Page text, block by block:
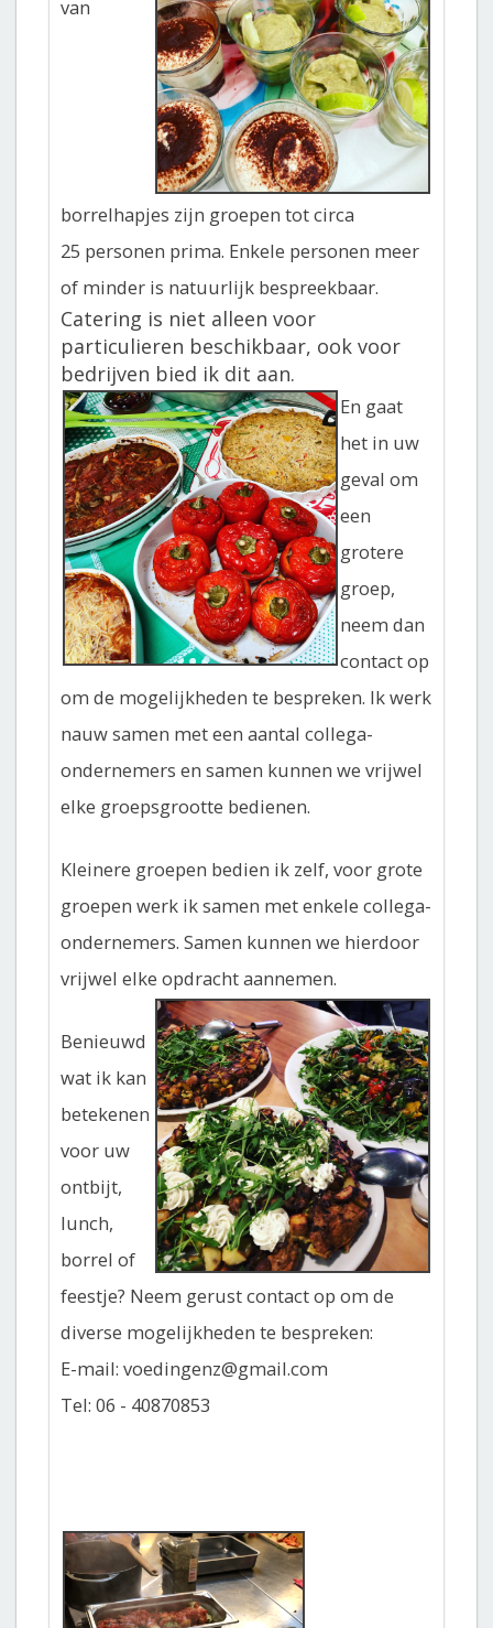
van
borrelhapjes zijn groepen tot circa
25 personen prima. Enkele personen meer
of minder is natuurlijk bespreekbaar.
Catering is niet alleen voor
particulieren beschikbaar, ook voor
bedrijven bied ik dit aan.
En gaat
het in uw
geval om
een
grotere
groep,
neem dan
contact op
om de mogelijkheden te bespreken. Ik werk
nauw samen met een aantal collega-
ondernemers en samen kunnen we vrijwel
elke groepsgrootte bedienen.
Kleinere groepen bedien ik zelf, voor grote
groepen werk ik samen met enkele collega-
ondernemers. Samen kunnen we hierdoor
vrijwel elke opdracht aannemen.
Benieuwd
wat ik kan
betekenen
voor uw
ontbijt,
lunch,
borrel of
feestje? Neem gerust contact op om de
diverse mogelijkheden te bespreken:
E-mail: voedingenz@gmail.com
Tel: 06 - 40870853